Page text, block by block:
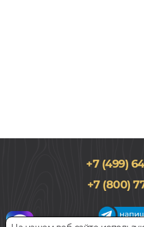
0,5, Под плитку и камень,
Цена за 1 м²
+7 (499)
+7 (800)